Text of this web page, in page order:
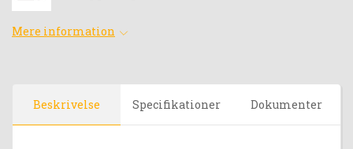
Mere information
Beskrivelse Specifikationer Dokumenter